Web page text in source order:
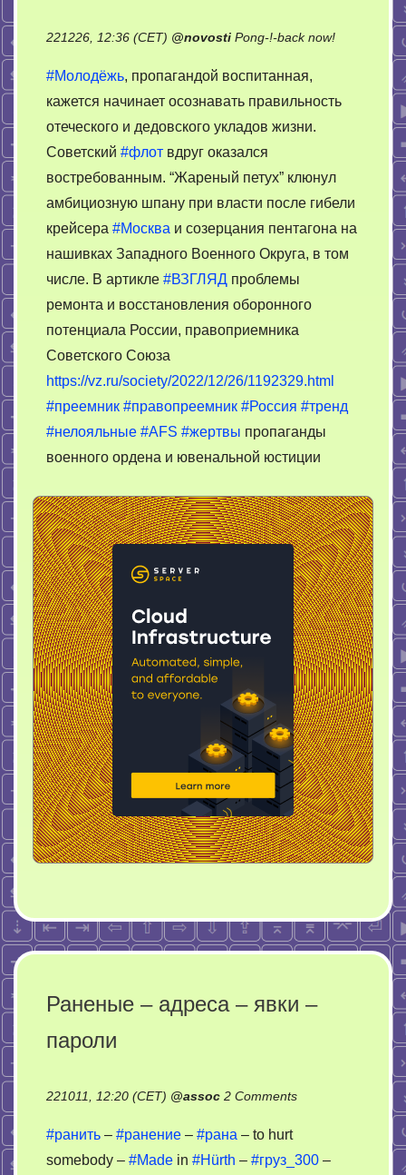
221226, 12:36 (CET) @novosti Pong-!-back now!on
Перестали
при
#Молодёжь, пропагандой воспитанная,
кажется начинает осознавать правильность
отеческого и дедовского укладов жизни.
Советский #флот вдруг оказался
востребованным. “Жареный петух” клюнул
амбициозную шпану при власти после гибели
крейсера #Москва и созерцания пентагона на
нашивках Западного Военного Округа, в том
числе. В артикле #ВЗГЛЯД проблемы
ремонта и восстановления оборонного
потенциала России, правоприемника
Советского Союза
https://vz.ru/society/2022/12/26/1192329.html
#преемник #правопреемник #Россия #тренд
#нелояльные #AFS #жертвы пропаганды
военного ордена и ювенальной юстиции
Раненые – адреса – явки –
пароли
221011, 12:20 (CET) @assoc 2 Commentson
адреса
#ранить – #ранение – #рана – to hurt
somebody – #Made in #Hürth – #груз_300 –